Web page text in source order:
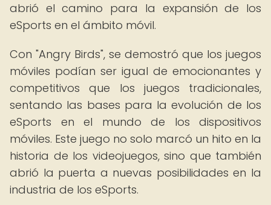
abrió el camino para la expansión de los
eSports en el ámbito móvil.
Con "Angry Birds", se demostró que los juegos
móviles podían ser igual de emocionantes y
competitivos que los juegos tradicionales,
sentando las bases para la evolución de los
eSports en el mundo de los dispositivos
móviles. Este juego no solo marcó un hito en la
historia de los videojuegos, sino que también
abrió la puerta a nuevas posibilidades en la
industria de los eSports.